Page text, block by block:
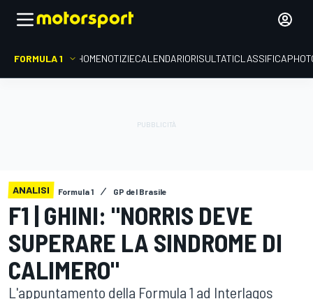
FORMULA 1 HOMENOTIZIECALENDARIORISULTATICLASSIFICA
ANALISI Formula 1 GP del Brasile
F1 | GHINI: "NORRIS DEVE
SUPERARE LA SINDROME DI
CALIMERO"
L'appuntamento della Formula 1 ad Interlagos